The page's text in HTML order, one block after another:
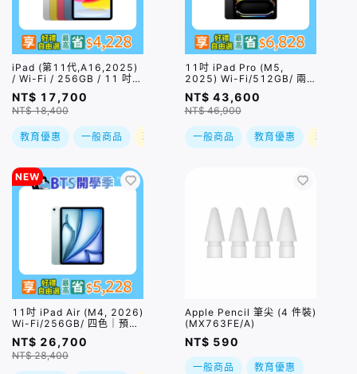
iPad (第11代,A16,2025)
/ Wi-Fi / 256GB / 11 吋 /
四色｜預購，到貨後依訂單
順序出貨
NT$ 17,700
NT$ 18,400
教育優惠 一般商品 現折
11吋 iPad Pro (M5,
2025) Wi-Fi/512GB/ 兩
色｜預購，到貨後依訂單順
序出貨
NT$ 43,600
NT$ 46,900
一般商品 教育優惠 現折
NEW
11吋 iPad Air (M4, 2026)
Wi-Fi/256GB/ 四色｜預
購，到貨後依訂單順序出貨
NT$ 26,700
NT$ 28,400
Apple Pencil 筆尖 (4 件裝)
(MX763FE/A)
NT$ 590
一般商品 教育優惠